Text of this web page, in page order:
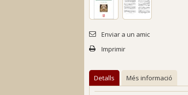
Enviar a un amic
Imprimir
Detalls Més informació